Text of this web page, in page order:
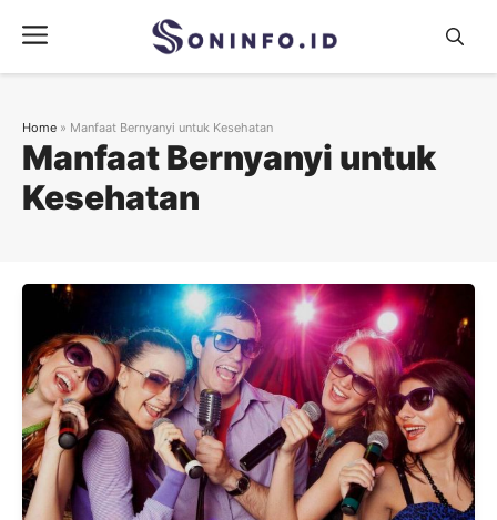
content
Menu
Manfaat Bernyanyi untuk
Kesehatan
Home » Manfaat Bernyanyi untuk Kesehatan